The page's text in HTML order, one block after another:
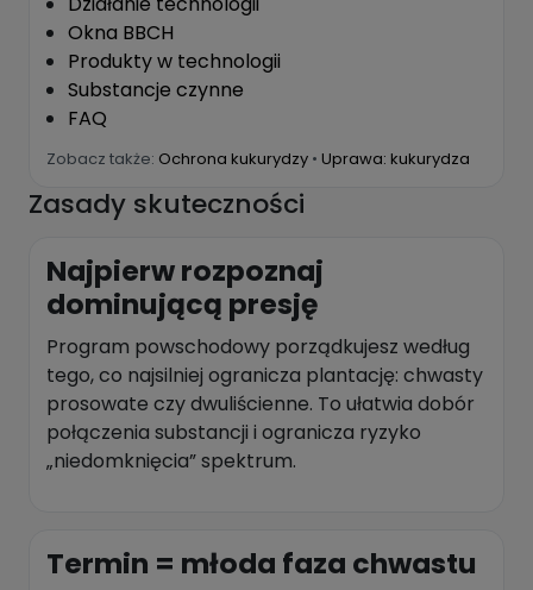
Okna BBCH
Produkty w technologii
Substancje czynne
FAQ
Zobacz także: Ochrona kukurydzy • Uprawa: kukurydza
Zasady skuteczności
Najpierw rozpoznaj
dominującą presję
Program powschodowy porządkujesz według
tego, co najsilniej ogranicza plantację: chwasty
prosowate czy dwuliścienne. To ułatwia dobór
połączenia substancji i ogranicza ryzyko
„niedomknięcia” spektrum.
Termin = młoda faza chwastu